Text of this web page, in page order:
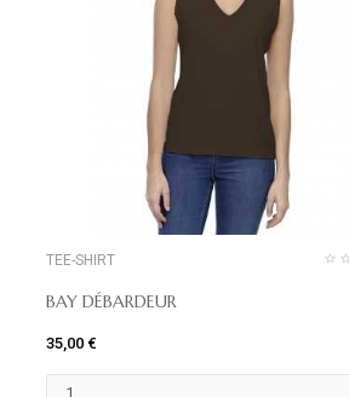
TEE-SHIRT
BAY DÉBARDEUR
35,00 €